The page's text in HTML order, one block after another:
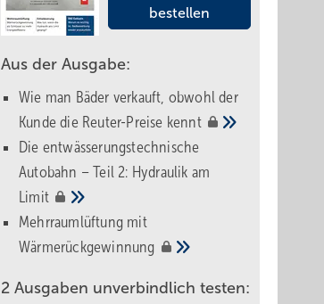
bestellen
Aus der Ausgabe:
Wie man Bäder verkauft, obwohl der
Kunde die Reuter-Preise kennt
Die entwässerungstechnische
Autobahn – Teil 2: Hydraulik am
Limit
Mehrraumlüftung mit
Wärmerückgewinnung
2 Ausgaben unverbindlich testen: